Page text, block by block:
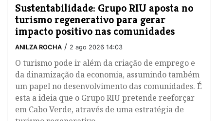
Sustentabilidade: Grupo RIU aposta no
turismo regenerativo para gerar
impacto positivo nas comunidades
ANILZA ROCHA / 2 ago 2026 14:03
O turismo pode ir além da criação de emprego e
da dinamização da economia, assumindo também
um papel no desenvolvimento das comunidades. É
esta a ideia que o Grupo RIU pretende reeforçar
em Cabo Verde, através de uma estratégia de